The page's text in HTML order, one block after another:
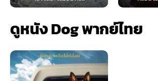
ดูหนัง Dog พากย์ไทย